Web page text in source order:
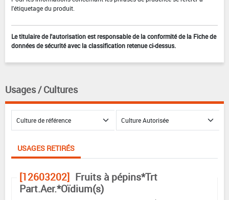
l'étiquetage du produit.
Le titulaire de l'autorisation est responsable de la conformité de la Fiche de
données de sécurité avec la classification retenue ci-dessus.
Usages / Cultures
USAGES RETIRÉS
[12603202] Fruits à pépins*Trt
Part.Aer.*Oïdium(s)